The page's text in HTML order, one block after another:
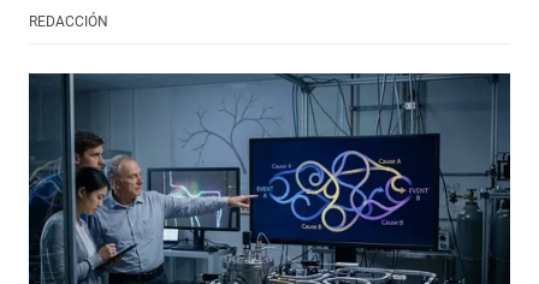
REDACCIÓN